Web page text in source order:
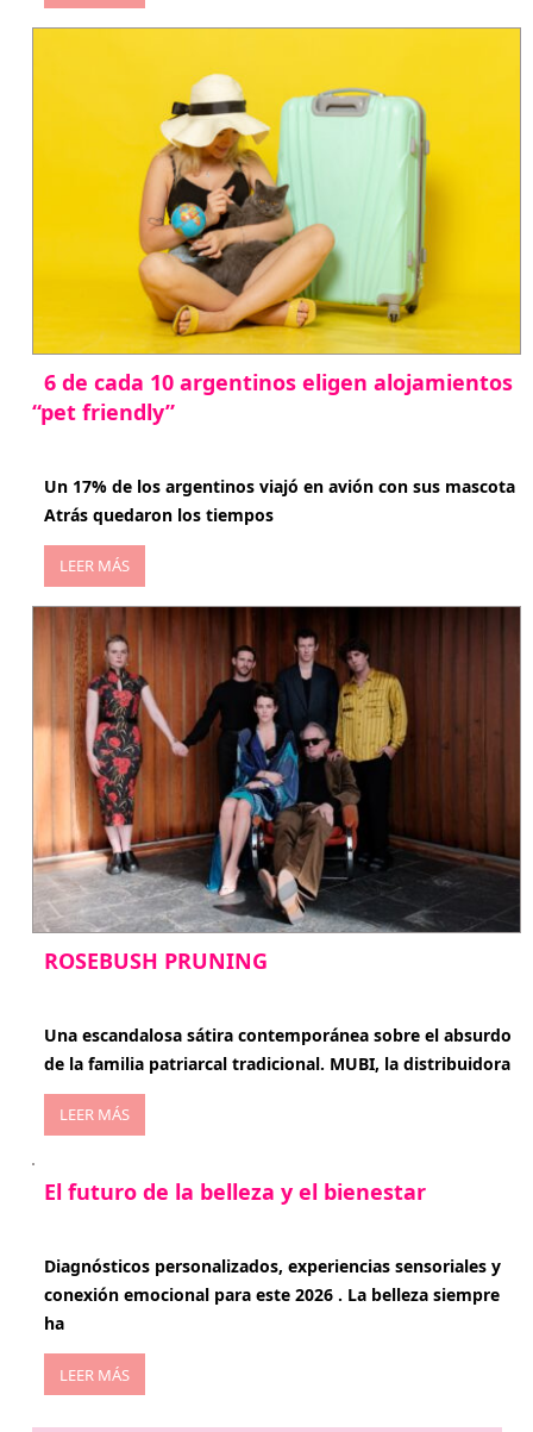
6 de cada 10 argentinos eligen alojamientos
“pet friendly”
Un 17% de los argentinos viajó en avión con sus mascota
Atrás quedaron los tiempos
LEER MÁS
ROSEBUSH PRUNING
Una escandalosa sátira contemporánea sobre el absurdo
de la familia patriarcal tradicional. MUBI, la distribuidora
LEER MÁS
El futuro de la belleza y el bienestar
Diagnósticos personalizados, experiencias sensoriales y
conexión emocional para este 2026 . La belleza siempre
ha
LEER MÁS